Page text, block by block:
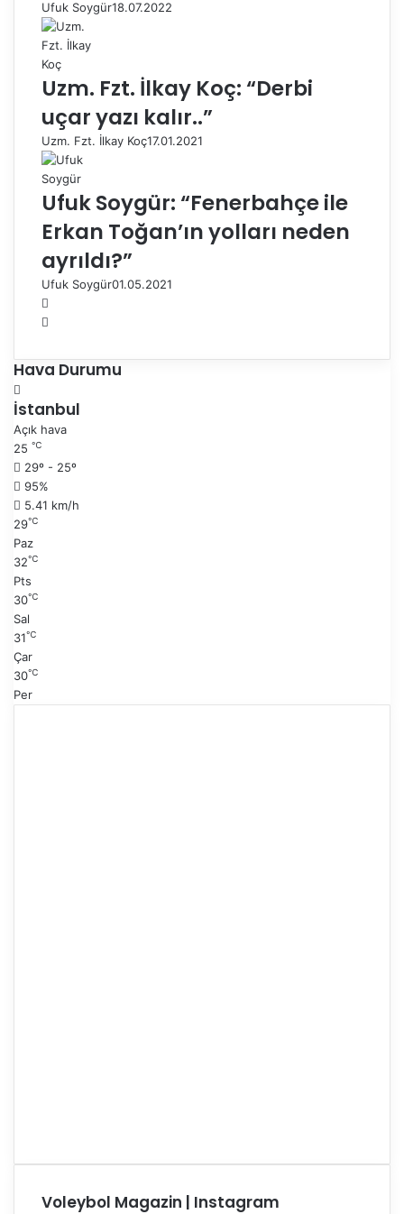
Ufuk Soygür18.07.2022
Uzm. Fzt. İlkay Koç: “Derbi
uçar yazı kalır..”
Uzm. Fzt. İlkay Koç17.01.2021
Ufuk Soygür: “Fenerbahçe ile
Erkan Toğan’ın yolları neden
ayrıldı?”
Ufuk Soygür01.05.2021
e
k
s
a
n
r
k
i
f
Hava Durumu
İstanbul
Açık hava
25 ℃
29º - 25º
95%
5.41 km/h
29℃
Paz
32℃
Pts
30℃
Sal
31℃
Çar
30℃
Per
Voleybol Magazin | Instagram